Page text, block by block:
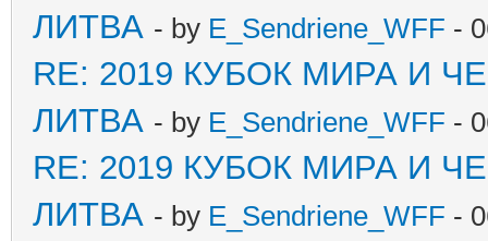
ЛИТВА - by E_Sendriene_WFF -
RE: 2019 КУБОК МИРА И
ЛИТВА - by E_Sendriene_WFF -
RE: 2019 КУБОК МИРА И
ЛИТВА - by E_Sendriene_WFF -